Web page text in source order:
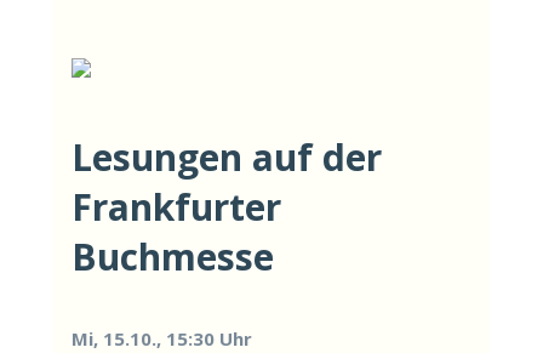
Lesungen auf der
Frankfurter
Buchmesse
Mi, 15.10., 15:30 Uhr